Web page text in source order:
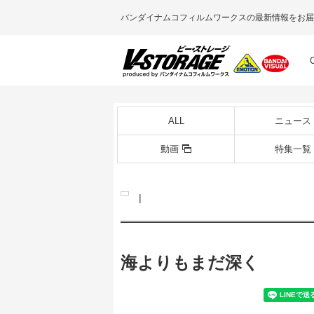
バンダイナムコフィルムワークスの最新情報をお
ALL ニュース
動画 特集一覧
|
海よりもまだ深く